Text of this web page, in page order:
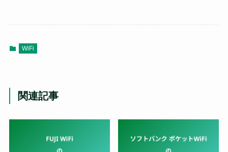
WiFi
関連記事